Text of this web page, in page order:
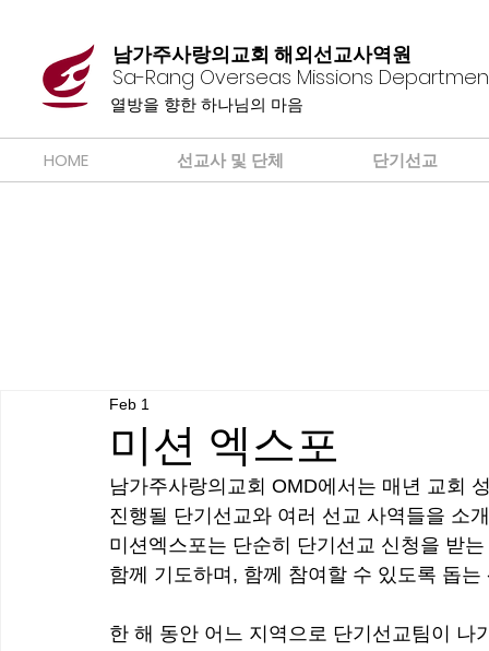
남가주사랑의교회 해외선교사역원
Sa-Rang Overseas Missions
​열방을 향한 하나님의 마음
HOME 선교사 및 단체 단기선교
미션 엑스포
Feb 1
남가주사랑의교회 OMD에서는 매년 교회
진행될 단기선교와 여러 선교 사역들을 소
미션엑스포는 단순히 단기선교 신청을 받
함께 기도하며, 함께 참여할 수 있도록 돕는
한 해 동안 어느 지역으로 단기선교팀이 나